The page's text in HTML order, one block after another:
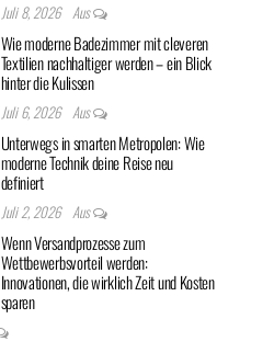
Juli 8, 2026 Aus
Wie moderne Badezimmer mit cleveren
Textilien nachhaltiger werden – ein Blick
hinter die Kulissen
Juli 6, 2026 Aus
Unterwegs in smarten Metropolen: Wie
moderne Technik deine Reise neu
definiert
Juli 2, 2026 Aus
Wenn Versandprozesse zum
Wettbewerbsvorteil werden:
Innovationen, die wirklich Zeit und Kosten
sparen